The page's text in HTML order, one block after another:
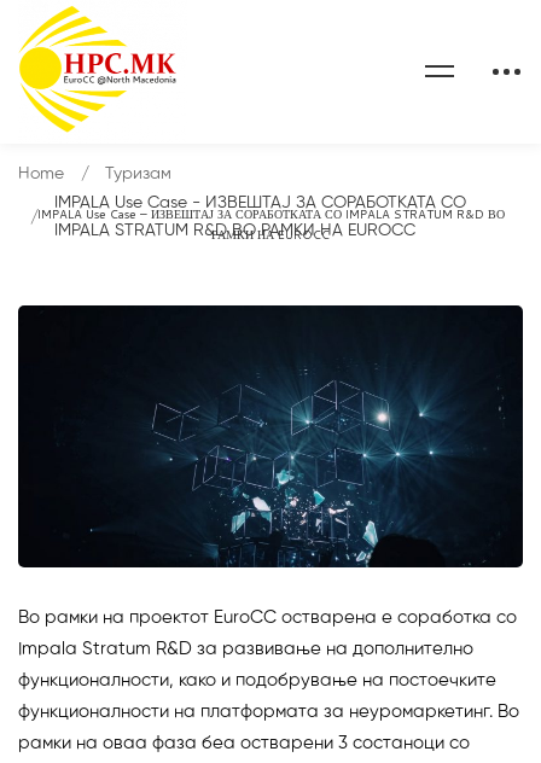
IMPALA Use Case – ИЗВЕШТАЈ ЗА СОРАБОТКАТА СО IMPALA STRATUM R&D ВО
РАМКИ НА EUROCC
Home
Туризам
IMPALA Use Case - ИЗВЕШТАЈ ЗА СОРАБОТКАТА СО
IMPALA STRATUM R&D ВО РАМКИ НА EUROCC
Во рамки на проектот EuroCC остварена е соработка со
Impala Stratum R&D за развивање на дополнително
функционалности, како и подобрување на постоечките
функционалности на платформата за неуромаркетинг. Во
рамки на оваа фаза беа остварени 3 состаноци со